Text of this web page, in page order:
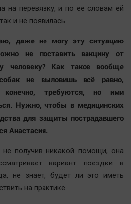
на перевязку, и по ее словам ей
и не появилась.
даже не могу эту ситуацию
не поставить вакцину от
человеку? Как такое вообще
не выловишь всё равно,
конечно, требуются, но ими
Нужно, чтобы в медицинских
для защиты пострадавшего
Анастасия.
получив никакой помощи, она
вариант поездки в
не знает, будет ли это иметь
на практике.